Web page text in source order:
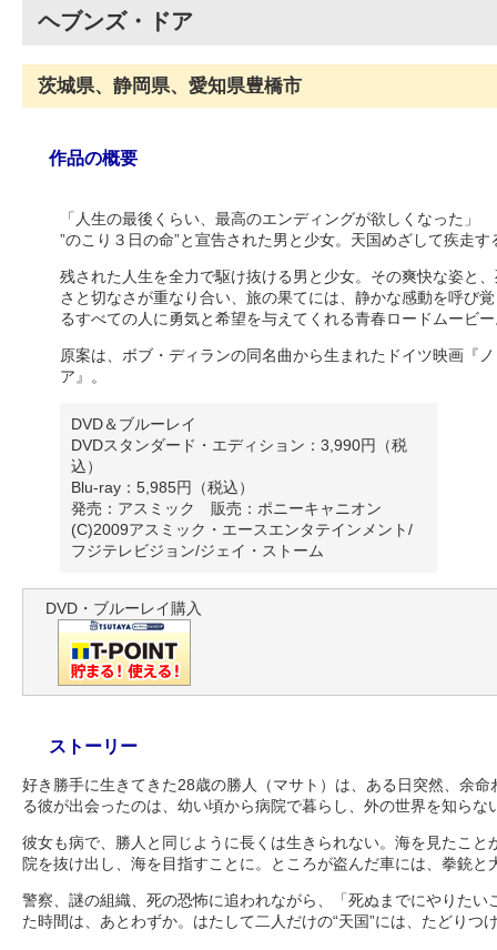
ヘブンズ・ドア
茨城県、静岡県、愛知県豊橋市
作品の概要
「人生の最後くらい、最高のエンディングが欲しくなった」
”のこり３日の命”と宣告された男と少女。天国めざして疾走
残された人生を全力で駆け抜ける男と少女。その爽快な姿と
さと切なさが重なり合い、旅の果てには、静かな感動を呼び
るすべての人に勇気と希望を与えてくれる青春ロードムービ
原案は、ボブ・ディランの同名曲から生まれたドイツ映画『
ア』。
DVD＆ブルーレイ
DVDスタンダード・エディション：3,990円（税
込）
Blu-ray：5,985円（税込）
発売：アスミック 販売：ポニーキャニオン
(C)2009アスミック・エースエンタテインメント/
フジテレビジョン/ジェイ・ストーム
DVD・ブルーレイ購入
ストーリー
好き勝手に生きてきた28歳の勝人（マサト）は、ある日突然、余
る彼が出会ったのは、幼い頃から病院で暮らし、外の世界を知ら
彼女も病で、勝人と同じように長くは生きられない。海を見たこと
院を抜け出し、海を目指すことに。ところが盗んだ車には、拳銃と
警察、謎の組織、死の恐怖に追われながら、「死ぬまでにやりたい
た時間は、あとわずか。はたして二人だけの“天国”には、たどりつ